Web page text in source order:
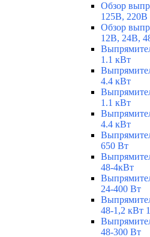
Обзор
125В, 220В
Обзор
12В, 24В,
1.1 кВт
4.4 кВт
1.1 кВт
4.4 кВт
650 Вт
48-4кВт
24-400 Вт
48-1,2 кВт
48-300 Вт